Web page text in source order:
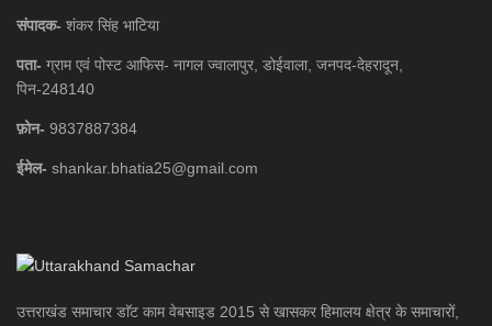
संपादक- शंकर सिंह भाटिया
पता- ग्राम एवं पोस्ट आफिस- नागल ज्वालापुर, डोईवाला, जनपद-देहरादून,
पिन-248140
फ़ोन- 9837887384
ईमेल- shankar.bhatia25@gmail.com
उत्तराखंड समाचार डाॅट काम वेबसाइड 2015 से खासकर हिमालय क्षेत्र के समाचारों,